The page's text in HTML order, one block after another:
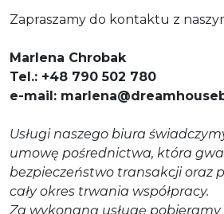
Zapraszamy do kontaktu z
Marlena Chrobak
Tel.: +48 790 502 780
e-mail:
Usługi naszego biura
umowę pośrednictwa, która
bezpieczeństwo transakcji oraz
cały okres trwania współpracy.
Za wykonaną usługę